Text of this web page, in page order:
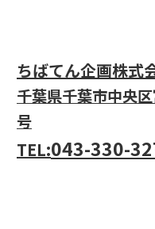
ちばてん企画株式
千葉県千葉市中央
号
TEL:043-330-